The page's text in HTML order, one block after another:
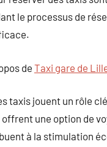
le processus de
de Taxi gare de
taxis jouent un rôle
une option de
à la stimulation